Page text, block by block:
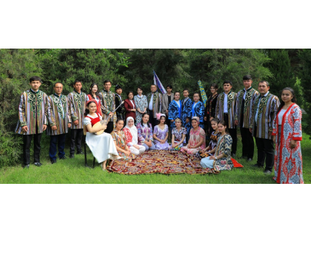
05.24.2024 3783
O'zbekiston-Finlandiya pedagogika instituti Hatay Mustafo Kamol universiteti bilan hamkor…